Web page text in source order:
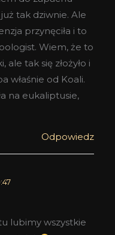
tak dziwnie. Ale
przynęciła i to
Wiem, że to
tak się złożyło i
właśnie od Koali.
na eukaliptusie,
Odpowiedz
lubimy wszystkie